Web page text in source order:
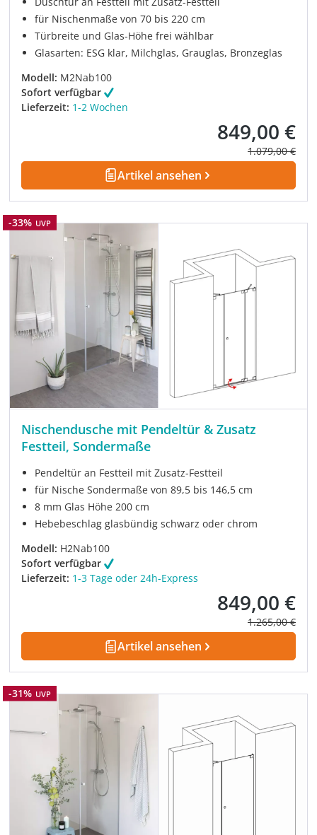
für Nischenmaße von 70 bis 220 cm
Türbreite und Glas-Höhe frei wählbar
Glasarten: ESG klar, Milchglas, Grauglas, Bronzeglas
Modell: M2Nab100
Sofort verfügbar
Lieferzeit: 1-2 Wochen
Verkaufspreis:
849,00 €
Regulärer
1.079,00 €
Artikel ansehen
Rabatt
-33% UVP
Nischendusche mit Pendeltür & Zusatz
Festteil, Sondermaße
Pendeltür an Festteil mit Zusatz-Festteil
für Nische Sondermaße von 89,5 bis 146,5 cm
8 mm Glas Höhe 200 cm
Hebebeschlag glasbündig schwarz oder chrom
Modell: H2Nab100
Sofort verfügbar
Lieferzeit: 1-3 Tage oder 24h-Express
Verkaufspreis:
849,00 €
Regulärer
1.265,00 €
Artikel ansehen
Rabatt
-31% UVP